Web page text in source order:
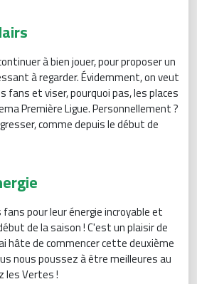
à bien jouer, pour proposer un
à regarder. Évidemment, on veut
fans et viser, pourquoi pas, les places
Première Ligue. Personnellement ?
comme depuis le début de
pour leur énergie incroyable et
de la saison ! C'est un plaisir de
hâte de commencer cette deuxième
nous poussez à être meilleures au
les Vertes !